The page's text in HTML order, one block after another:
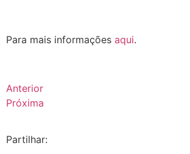
Para mais informações aqui.
Anterior
Próxima
Partilhar: